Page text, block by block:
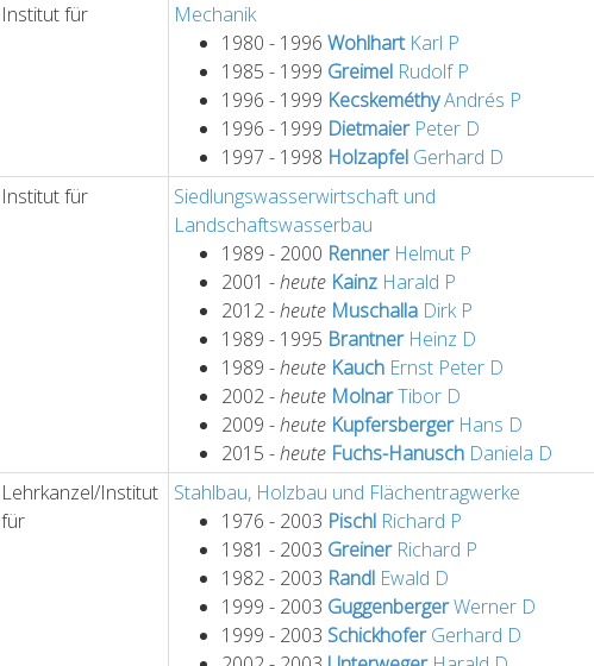
Institut für
Mechanik
1980 - 1996 WohlhartKarl P
1985 - 1999 Greimel Rudolf P
1996 - 1999 KecskeméthyAndrés P
1996 - 1999 DietmaierPeter D
1997 - 1998 Holzapfel Gerhard D
Institut für
Siedlungswasserwirtschaft und
Landschaftswasserbau
1989 - 2000 RennerHelmut P
2001 -heute Kainz Harald P
2012 -heute Muschalla Dirk P
1989 - 1995 BrantnerHeinz D
1989 -heute Kauch Ernst Peter D
2002 -heute MolnarTibor D
2009 -heute KupfersbergerHans D
2015 -heute Fuchs-Hanusch Daniela D
Lehrkanzel/Institut
für
Stahlbau, Holzbau und Flächentragwerke
1976 - 2003 Pischl Richard P
1981 - 2003 GreinerRichard P
1982 - 2003 Randl Ewald D
1999 - 2003 GuggenbergerWerner D
1999 - 2003 SchickhoferGerhard D